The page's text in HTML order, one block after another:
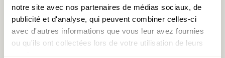
notre site avec nos partenaires de médias sociaux, de
publicité et d'analyse, qui peuvent combiner celles-ci
avec d'autres informations que vous leur avez fournies
ou qu'ils ont collectées lors de votre utilisation de leurs
Partager: